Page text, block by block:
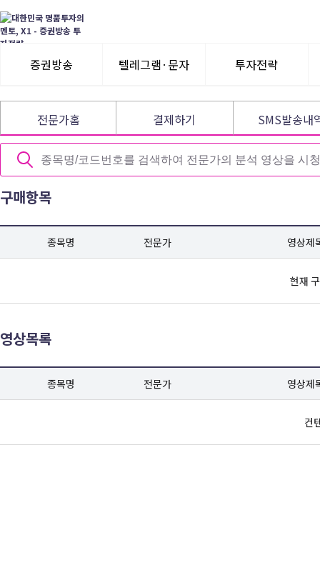
증권방송
3일 무료체험
수익률뽐내기
이용후기
텔레그램·문자
텔레그램 체험
3일 무료체험
투자전략
모멘텀이슈
전문가홈 결제하기 SMS발송내
구매항목
종목명 전문가 영상제
현재
영상목록
종목명 전문가 영상제
컨